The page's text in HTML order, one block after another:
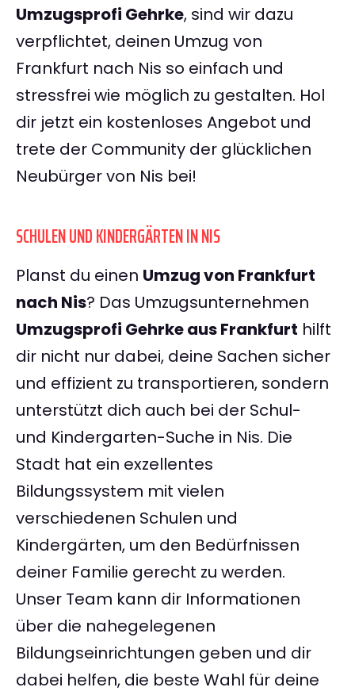
Umzugsprofi Gehrke, sind wir dazu
verpflichtet, deinen Umzug von
Frankfurt nach Nis so einfach und
stressfrei wie möglich zu gestalten. Hol
dir jetzt ein kostenloses Angebot und
trete der Community der glücklichen
Neubürger von Nis bei!
SCHULEN UND KINDERGÄRTEN IN NIS
Planst du einen Umzug von Frankfurt
nach Nis? Das Umzugsunternehmen
Umzugsprofi Gehrke aus Frankfurt hilft
dir nicht nur dabei, deine Sachen sicher
und effizient zu transportieren, sondern
unterstützt dich auch bei der Schul-
und Kindergarten-Suche in Nis. Die
Stadt hat ein exzellentes
Bildungssystem mit vielen
verschiedenen Schulen und
Kindergärten, um den Bedürfnissen
deiner Familie gerecht zu werden.
Unser Team kann dir Informationen
über die nahegelegenen
Bildungseinrichtungen geben und dir
dabei helfen, die beste Wahl für deine